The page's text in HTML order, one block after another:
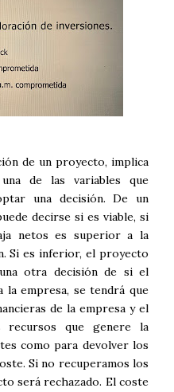
de un proyecto, implica
de las variables que
una decisión. De un
decirse si es viable, si
netos es superior a la
Si es inferior, el proyecto
otra decisión de si el
empresa, se tendrá que
de la empresa y el
que genere la
como para devolver los
Si no recuperamos los
será rechazado. El coste